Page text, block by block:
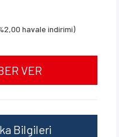
havale indirimi)
VER
Bilgileri